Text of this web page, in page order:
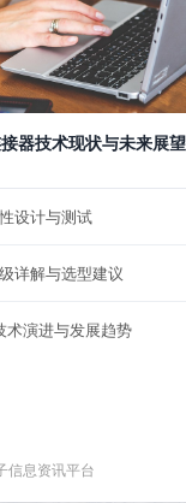
器技术现状与未来展望
设计与测试
详解与选型建议
术演进与发展趋势
信息资讯平台